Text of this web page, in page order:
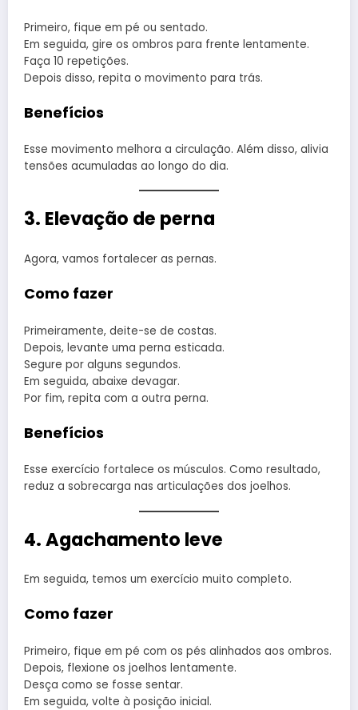
Primeiro, fique em pé ou sentado.
Em seguida, gire os ombros para frente lentamente.
Faça 10 repetições.
Depois disso, repita o movimento para trás.
Benefícios
Esse movimento melhora a circulação. Além disso, alivia
tensões acumuladas ao longo do dia.
3. Elevação de perna
Agora, vamos fortalecer as pernas.
Como fazer
Primeiramente, deite-se de costas.
Depois, levante uma perna esticada.
Segure por alguns segundos.
Em seguida, abaixe devagar.
Por fim, repita com a outra perna.
Benefícios
Esse exercício fortalece os músculos. Como resultado,
reduz a sobrecarga nas articulações dos joelhos.
4. Agachamento leve
Em seguida, temos um exercício muito completo.
Como fazer
Primeiro, fique em pé com os pés alinhados aos ombros.
Depois, flexione os joelhos lentamente.
Desça como se fosse sentar.
Em seguida, volte à posição inicial.